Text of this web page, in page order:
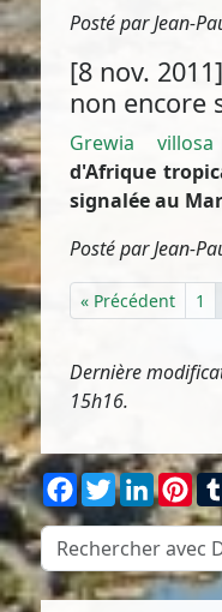
Posté par Jean-
[8 nov.
non encore
Grewia
d'Afrique
signalée au
Posté par Jean-
« Précédent 1
Dernière
15h16.
Facebook
Twitter